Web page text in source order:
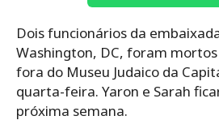
Dois funcionários da
Washington, DC, foram
fora do Museu Judaico da
quarta-feira. Yaron e Sarah
próxima semana.